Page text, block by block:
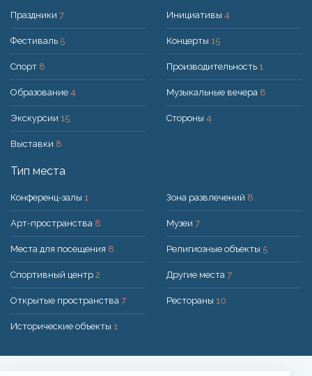
Праздники 7
Фестиваль 5
Спорт 8
Образование 4
Экскурсии 15
Выставки 8
Инициативы 4
Концерты 15
Производительность 1
Музыкальные вечера 8
Стороны 4
Тип места
Конференц-залы 1
Арт-пространства 8
Места для посещения 8
Спортивный центр 2
Открытые пространства 7
Исторические объекты 1
Зона развлечений 8
Музеи 7
Религиозные объекты 5
Другие места 7
Рестораны 10